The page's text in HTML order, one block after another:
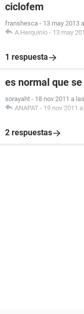
ciclofem
franshesca - 13 may 2013
A.Herquinio - 13 may
1 respuesta
es normal que
sorayaht - 18 nov 2011 a
ANAPAT - 19 nov 2011
2 respuestas